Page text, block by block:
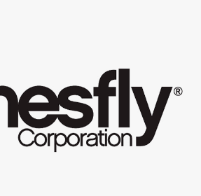
Inesfly Corporation.